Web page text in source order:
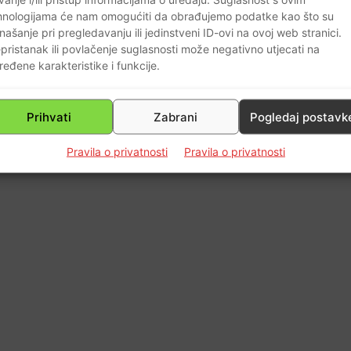
će nam omogućiti da obrađujemo podatke kao što su
pri pregledavanju ili jedinstveni ID-ovi na ovoj web stranici.
ili povlačenje suglasnosti može negativno utjecati na
karakteristike i funkcije.
Prihvati Zabrani Pogledaj
Pravila o privatnosti Pravila o privatnosti